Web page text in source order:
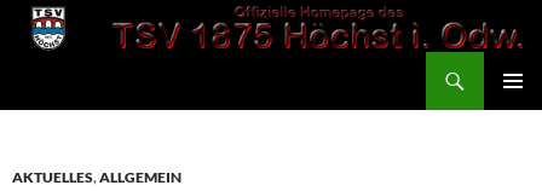
Zum
Inhalt
AKTUELLES,ALLGEMEIN